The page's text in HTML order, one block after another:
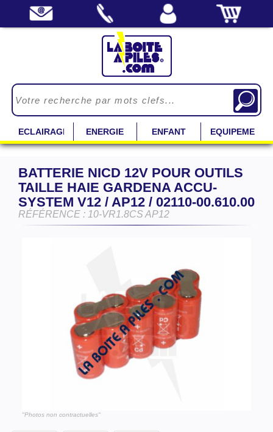
ECLAIRAGE ENERGIE ENFANT EQUIPEMENT
BATTERIE NICD 12V POUR OUTILS
TAILLE HAIE GARDENA ACCU-
SYSTEM V12 / AP12 / 02110-00.610.00
RÉFÉRENCE : 10-VR1.8CS AP12
"Photos non contractuelles"